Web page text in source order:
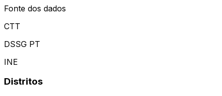
Fonte dos dados
CTT
DSSG PT
INE
Distritos